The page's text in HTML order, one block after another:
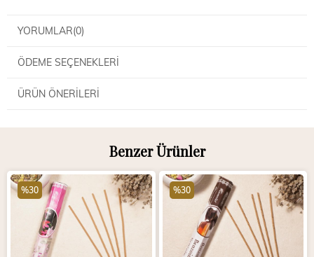
YORUMLAR(0)
ÖDEME SEÇENEKLERI
ÜRÜN ÖNERILERI
Benzer Ürünler
%30 %30